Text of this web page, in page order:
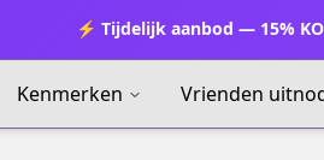
⚡ Tijdelijk aanbod — 15%
Kenmerken Vrienden